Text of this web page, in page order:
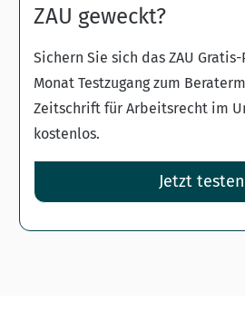
ZAU geweckt?
Sichern Sie sich das ZAU Gratis-
Monat Testzugang zum
Zeitschrift für Arbeitsrecht im
kostenlos.
Jetzt